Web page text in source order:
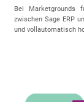
Bei Marketgrounds
zwischen Sage ERP
und vollautomatisch